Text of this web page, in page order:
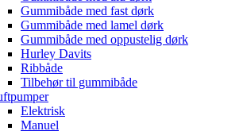
Gummibåde med fast dørk
Gummibåde med lamel dørk
Gummibåde med oppustelig dørk
Hurley Davits
Ribbåde
Tilbehør til gummibåde
Elektrisk
Manuel